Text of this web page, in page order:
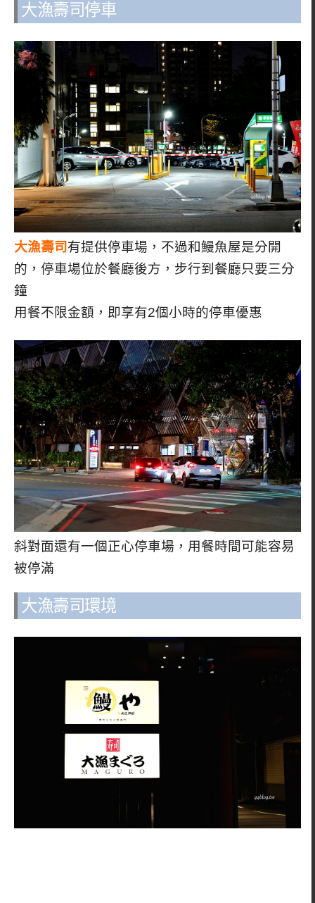
大漁壽司停車
大漁壽司有提供停車場，不過和鰻魚屋是分開
的，停車場位於餐廳後方，步行到餐廳只要三分
鐘
用餐不限金額，即享有2個小時的停車優惠
斜對面還有一個正心停車場，用餐時間可能容易
被停滿
大漁壽司環境